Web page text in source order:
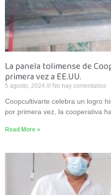
La panela tolimense de
primera vez a EE.UU.
5 agosto, 2024 No hay comentarios
Coopcultivarte celebra un logro
por primera vez, la cooperativa ha
Read More »